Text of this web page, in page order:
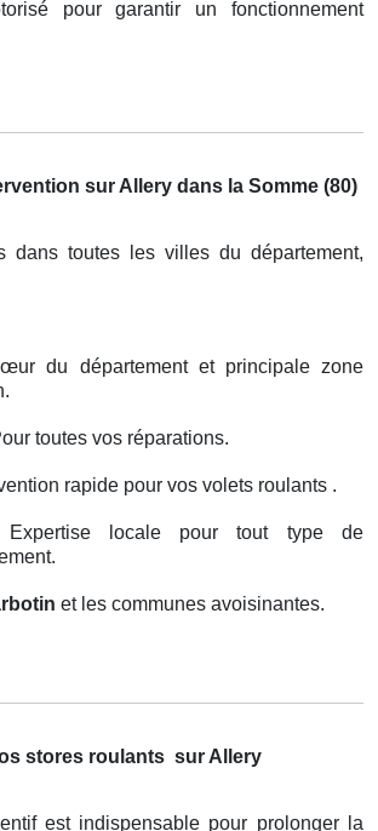
pour garantir un fonctionnement
sur Allery dans la Somme (80)
dans toutes les villes du département,
du département et principale zone
toutes vos réparations.
rapide pour vos volets roulants .
locale pour tout type de
et les communes avoisinantes.
stores roulants sur Allery
est indispensable pour prolonger la